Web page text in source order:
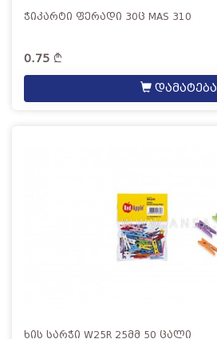
ჭიკარტი ფერადი 30ც MAS 310
0.75
დამატება
ხის სარჭი W25R 25მმ 50 ცალი